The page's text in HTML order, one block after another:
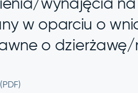
wynajęcia na
w oparciu o
o dzierżawę/
(PDF)